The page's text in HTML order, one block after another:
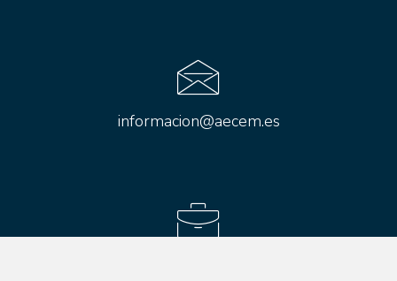
informacion@aecem.es